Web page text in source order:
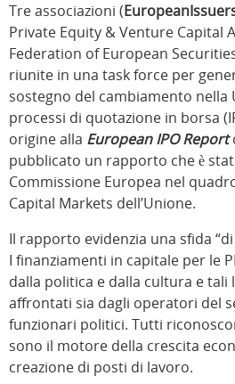
Tre associazioni (
Private Equity & Venture Capital
Federation of European
riunite in una task force per
sostegno del cambiamento nella
processi di quotazione in borsa
origine alla European IPO Report
pubblicato un rapporto che è
Commissione Europea nel
Capital Markets dell’Unione.
Il rapporto evidenzia una sfida
I finanziamenti in capitale per le
dalla politica e dalla cultura e tali
affrontati sia dagli operatori del
funzionari politici. Tutti
sono il motore della crescita
creazione di posti di lavoro.